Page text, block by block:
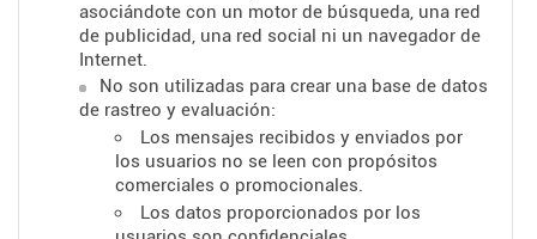
asociándote con un motor de búsqueda, una red
de publicidad, una red social ni un navegador de
Internet.
No son utilizadas para crear una base de datos
de rastreo y evaluación:
Los mensajes recibidos y enviados por
los usuarios no se leen con propósitos
comerciales o promocionales.
Los datos proporcionados por los